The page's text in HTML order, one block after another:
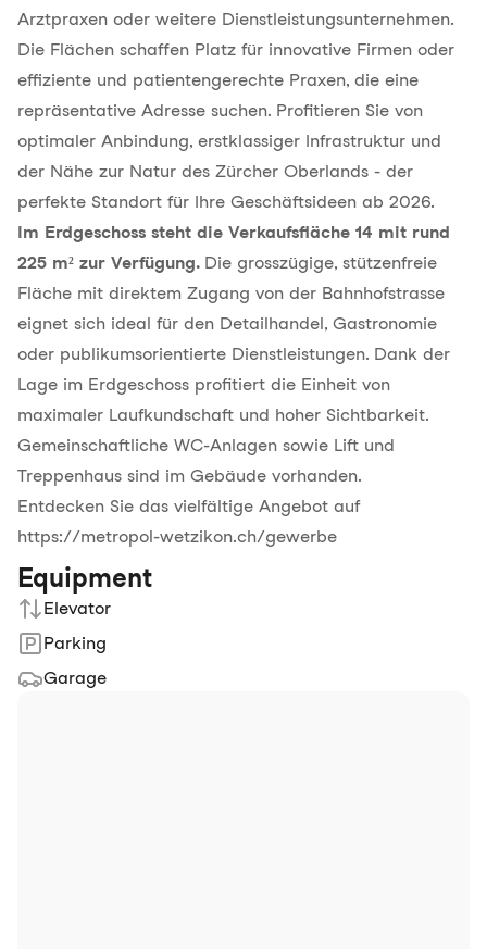
Arztpraxen oder weitere Dienstleistungsunternehmen.
Die Flächen schaffen Platz für innovative Firmen oder
effiziente und patientengerechte Praxen, die eine
repräsentative Adresse suchen. Profitieren Sie von
optimaler Anbindung, erstklassiger Infrastruktur und
der Nähe zur Natur des Zürcher Oberlands - der
perfekte Standort für Ihre Geschäftsideen ab 2026.
Im Erdgeschoss steht die Verkaufsfläche 14 mit rund
225 m² zur Verfügung. Die grosszügige, stützenfreie
Fläche mit direktem Zugang von der Bahnhofstrasse
eignet sich ideal für den Detailhandel, Gastronomie
oder publikumsorientierte Dienstleistungen. Dank der
Lage im Erdgeschoss profitiert die Einheit von
maximaler Laufkundschaft und hoher Sichtbarkeit.
Gemeinschaftliche WC-Anlagen sowie Lift und
Treppenhaus sind im Gebäude vorhanden.
Entdecken Sie das vielfältige Angebot auf
https://metropol-wetzikon.ch/gewerbe
Equipment
Elevator
Parking
Garage